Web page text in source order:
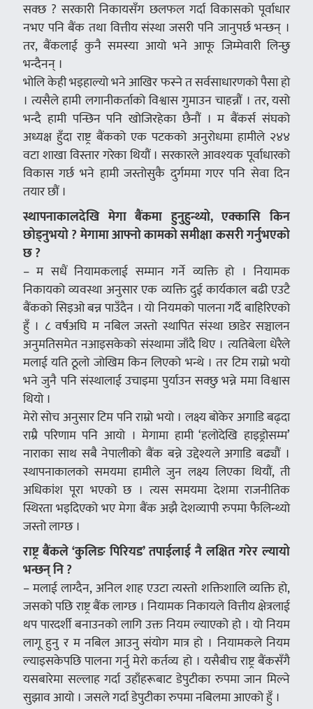
सक्छ ? सरकारी निकायसँग छलफल गर्दा विकासको पूर्वाधार
नभए पनि बैंक तथा वित्तीय संस्था जसरी पनि जानुपर्छ भन्छन् ।
तर, बैंकलाई कुनै समस्या आयो भने आफू जिम्मेवारी लिन्छु
भन्दैनन् ।
भोलि केही भइहाल्यो भने आखिर फस्ने त सर्वसाधारणको पैसा हो
। त्यसैले हामी लगानीकर्ताको विश्वास गुमाउन चाहन्नौं । तर, यसो
भन्दै हामी पन्छिन पनि खोजिरहेका छैनौं । म बैंकर्स संघको
अध्यक्ष हुँदा राष्ट्र बैंकको एक पटकको अनुरोधमा हामीले २४४
वटा शाखा विस्तार गरेका थियौं । सरकारले आवश्यक पूर्वाधारको
विकास गर्छ भने हामी जस्तोसुकै दुर्गममा गएर पनि सेवा दिन
तयार छौं ।
स्थापनाकालदेखि मेगा बैंकमा हुनुहुन्थ्यो, एक्कासि किन
छोड्नुभयो ? मेगामा आफ्नो कामको समीक्षा कसरी गर्नुभएको
छ ?
– म सधैं नियामकलाई सम्मान गर्ने व्यक्ति हो । नियामक
निकायको व्यवस्था अनुसार एक व्यक्ति दुई कार्यकाल बढी एउटै
बैंकको सिइओ बन्न पाउँदैन । यो नियमको पालना गर्दै बाहिरिएको
हुँ । ८ वर्षअघि म नबिल जस्तो स्थापित संस्था छाडेर सञ्चालन
अनुमतिसमेत नआइसकेको संस्थामा जाँदै थिए । त्यतिबेला धेरैले
मलाई यति ठूलो जोखिम किन लिएको भन्थे । तर टिम राम्रो भयो
भने जुनै पनि संस्थालाई उचाइमा पुर्याउन सक्छु भन्ने ममा विश्वास
थियो ।
मेरो सोच अनुसार टिम पनि राम्रो भयो । लक्ष्य बोकेर अगाडि बढ्दा
राम्रै परिणाम पनि आयो । मेगामा हामी ‘हलोदेखि हाइड्रोसम्म’
नाराका साथ सबै नेपालीको बैंक बन्ने उद्देश्यले अगाडि बढ्यौं ।
स्थापनाकालको समयमा हामीले जुन लक्ष्य लिएका थियौं, ती
अधिकांश पूरा भएको छ । त्यस समयमा देशमा राजनीतिक
स्थिरता भइदिएको भए मेगा बैंक अझै देशव्यापी रुपमा फैलिन्थ्यो
जस्तो लाग्छ ।
राष्ट्र बैंकले ‘कुलिङ पिरियड’ तपाईलाई नै लक्षित गरेर ल्यायो
भन्छन् नि ?
– मलाई लाग्दैन, अनिल शाह एउटा त्यस्तो शक्तिशालि व्यक्ति हो,
जसको पछि राष्ट्र बैंक लाग्छ । नियामक निकायले वित्तीय क्षेत्रलाई
थप पारदर्शी बनाउनको लागि उक्त नियम ल्याएको हो । यो नियम
लागू हुनु र म नबिल आउनु संयोग मात्र हो । नियामकले नियम
ल्याइसकेपछि पालना गर्नु मेरो कर्तव्य हो । यसैबीच राष्ट्र बैंकसँगै
यसबारेमा सल्लाह गर्दा उहाँहरूबाट डेपुटीका रुपमा जान मिल्ने
सुझाव आयो । जसले गर्दा डेपुटीका रुपमा नबिलमा आएको हुँ ।